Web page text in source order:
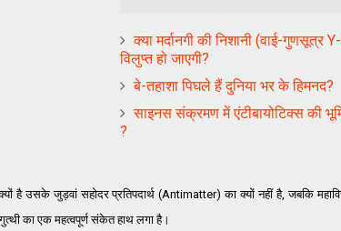
क्‍या मर्दानगी की निशानी (वाई-
विलुप्‍त हो जाएगी?
बे-तहाशा पिघले हैं दुनिया भर के हिमनद?
साइनस संक्रमण में एंटीबायोटिक्स की
?
है उसके जुड़वां सहोदर प्रतिपदार्थ (Antimatter) का क्यों नहीं है, जबकि
का एक महत्वपूर्ण संकेत हाथ लगा है।